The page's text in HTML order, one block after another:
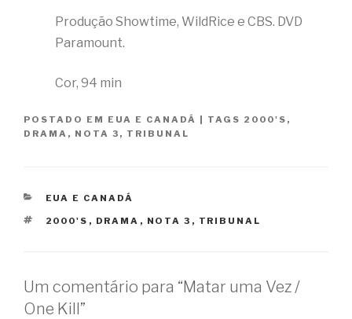
Produção Showtime, WildRice e CBS. DVD
Paramount.
Cor, 94 min
POSTADO EM EUA E CANADÁ TAGS 2000'S ,
DRAMA , NOTA 3 , TRIBUNAL
CATEGORIAS
EUA E CANADÁ
TAGS
2000'S , DRAMA , NOTA 3 , TRIBUNAL
Um comentário para “Matar uma Vez /
One Kill”